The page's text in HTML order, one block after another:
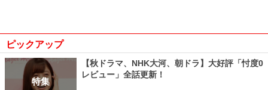
ピックアップ
特集
【秋ドラマ、NHK大河、朝ドラ】大好評「忖度0
レビュー」全話更新！